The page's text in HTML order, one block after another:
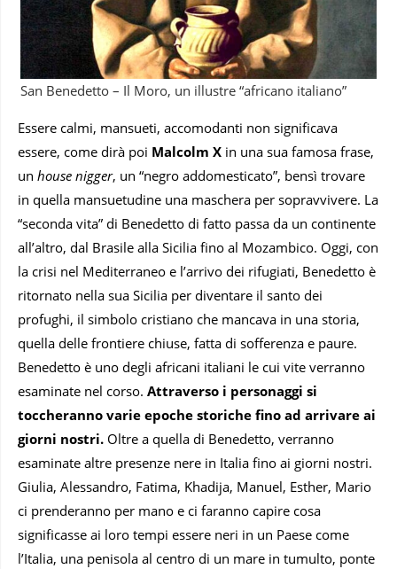
San Benedetto – Il Moro, un illustre “africano italiano”
Essere calmi, mansueti, accomodanti non significava
essere, come dirà poi Malcolm X in una sua famosa frase,
un house nigger, un “negro addomesticato”, bensì trovare
in quella mansuetudine una maschera per sopravvivere. La
“seconda vita” di Benedetto di fatto passa da un continente
all’altro, dal Brasile alla Sicilia fino al Mozambico. Oggi, con
la crisi nel Mediterraneo e l’arrivo dei rifugiati, Benedetto è
ritornato nella sua Sicilia per diventare il santo dei
profughi, il simbolo cristiano che mancava in una storia,
quella delle frontiere chiuse, fatta di sofferenza e paure.
Benedetto è uno degli africani italiani le cui vite verranno
esaminate nel corso. Attraverso i personaggi si
toccheranno varie epoche storiche fino ad arrivare ai
giorni nostri. Oltre a quella di Benedetto, verranno
esaminate altre presenze nere in Italia fino ai giorni nostri.
Giulia, Alessandro, Fatima, Khadija, Manuel, Esther, Mario
ci prenderanno per mano e ci faranno capire cosa
significasse ai loro tempi essere neri in un Paese come
l’Italia, una penisola al centro di un mare in tumulto, ponte